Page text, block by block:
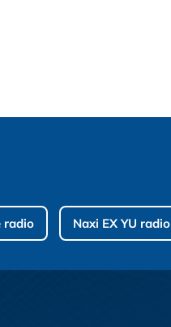
radio Naxi EX YU radio